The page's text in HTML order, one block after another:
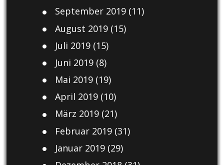
September 2019(11)
August 2019(15)
Juli 2019(15)
Juni 2019(8)
Mai 2019(19)
April 2019(10)
März 2019(21)
Februar 2019(31)
Januar 2019(29)